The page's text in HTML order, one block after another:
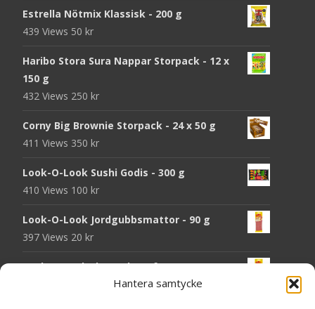
Hantera samtycke
Estrella Nötmix Klassisk - 200 g
439 Views 50 kr
Haribo Stora Sura Nappar Storpack - 12 x
150 g
432 Views 250 kr
Corny Big Brownie Storpack - 24 x 50 g
411 Views 350 kr
Look-O-Look Sushi Godis - 300 g
410 Views 100 kr
Look-O-Look Jordgubbsmattor - 90 g
397 Views 20 kr
Look-O-Look Flygande Tefat - 20 g